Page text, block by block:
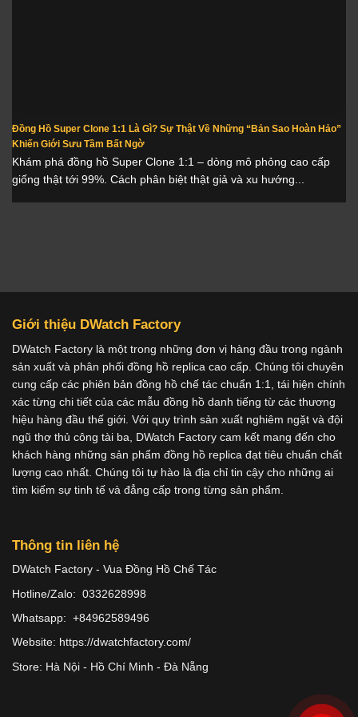
Đồng Hồ Super Clone 1:1 Là Gì? Sự Thật Về Những “Bản Sao Hoàn Hảo”
Khiến Giới Sưu Tầm Bất Ngờ
Khám phá đồng hồ Super Clone 1:1 – dòng mô phỏng cao cấp
giống thật tới 99%. Cách phân biệt thật giả và xu hướng...
Giới thiệu DWatch Factory
DWatch Factory là một trong những đơn vị hàng đầu trong ngành
sản xuất và phân phối đồng hồ replica cao cấp. Chúng tôi chuyên
cung cấp các phiên bản đồng hồ chế tác chuẩn 1:1, tái hiện chính
xác từng chi tiết của các mẫu đồng hồ danh tiếng từ các thương
hiệu hàng đầu thế giới. Với quy trình sản xuất nghiêm ngặt và đội
ngũ thợ thủ công tài ba, DWatch Factory cam kết mang đến cho
khách hàng những sản phẩm đồng hồ replica đạt tiêu chuẩn chất
lượng cao nhất. Chúng tôi tự hào là địa chỉ tin cậy cho những ai
tìm kiếm sự tinh tế và đẳng cấp trong từng sản phẩm.
Thông tin liên hệ
DWatch Factory - Vua Đồng Hồ Chế Tác
Hotline/Zalo: 0332628998
Whatsapp: +84962589496
Website: https://dwatchfactory.com/
Store: Hà Nội - Hồ Chí Minh - Đà Nẵng